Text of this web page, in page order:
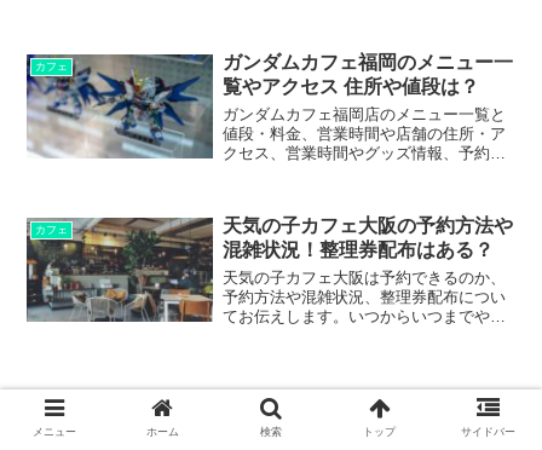
カフェ
ガンダムカフェ福岡のメニュー一
覧やアクセス 住所や値段は？
ガンダムカフェ福岡店のメニュー一覧と
値段・料金、営業時間や店舗の住所・ア
クセス、営業時間やグッズ情報、予約な
カフェ
天気の子カフェ大阪の予約方法や
混雑状況！整理券配布はある？
天気の子カフェ大阪は予約できるのか、
予約方法や混雑状況、整理券配布につい
てお伝えします。いつからいつまでやっ
メニュー ホーム 検索 トップ サイドバー